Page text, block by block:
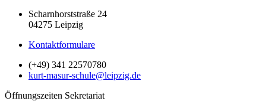
Scharnhorststraße 24
04275 Leipzig
Kontaktformulare
(+49) 341 22570780
kurt-masur-schule@leipzig.de
Öffnungszeiten Sekretariat